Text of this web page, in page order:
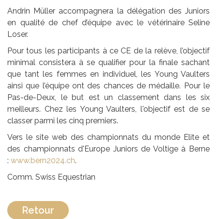
Andrin Müller accompagnera la délégation des Juniors
en qualité de chef d’équipe avec le vétérinaire Seline
Loser.
Pour tous les participants à ce CE de la relève, l’objectif
minimal consistera à se qualifier pour la finale sachant
que tant les femmes en individuel, les Young Vaulters
ainsi que l’équipe ont des chances de médaille. Pour le
Pas-de-Deux, le but est un classement dans les six
meilleurs. Chez les Young Vaulters, l'objectif est de se
classer parmi les cinq premiers.
Vers le site web des championnats du monde Elite et
des championnats d'Europe Juniors de Voltige à Berne
: www.bern2024.ch.
Comm. Swiss Equestrian
Retour